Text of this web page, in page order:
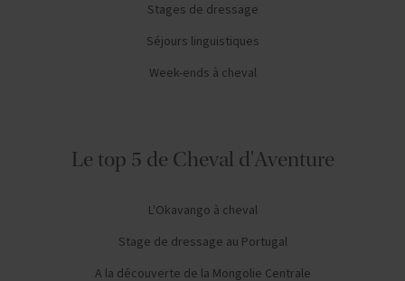
Stages de dressage
Séjours linguistiques
Week-ends à cheval
Le top 5 de Cheval d'Aventure
L'Okavango à cheval
Stage de dressage au Portugal
A la découverte de la Mongolie Centrale